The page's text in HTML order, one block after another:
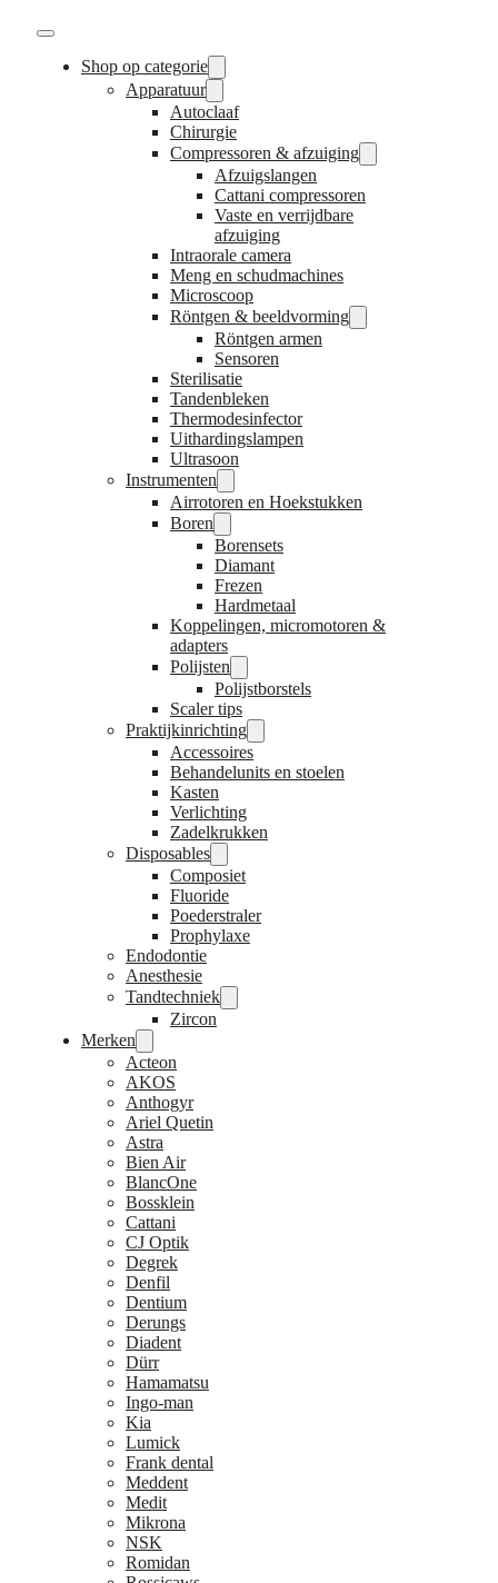
Shop op categorie
Apparatuur
Autoclaaf
Chirurgie
Compressoren & afzuiging
Afzuigslangen
Cattani compressoren
Vaste en verrijdbare
afzuiging
Intraorale camera
Meng en schudmachines
Microscoop
Röntgen & beeldvorming
Röntgen armen
Sensoren
Sterilisatie
Tandenbleken
Thermodesinfector
Uithardingslampen
Ultrasoon
Instrumenten
Airrotoren en Hoekstukken
Boren
Borensets
Diamant
Frezen
Hardmetaal
Koppelingen, micromotoren &
adapters
Polijsten
Polijstborstels
Scaler tips
Praktijkinrichting
Accessoires
Behandelunits en stoelen
Kasten
Verlichting
Zadelkrukken
Disposables
Composiet
Fluoride
Poederstraler
Prophylaxe
Endodontie
Anesthesie
Tandtechniek
Zircon
Merken
Acteon
AKOS
Anthogyr
Ariel Quetin
Astra
Bien Air
BlancOne
Bossklein
Cattani
CJ Optik
Degrek
Denfil
Dentium
Derungs
Diadent
Dürr
Hamamatsu
Ingo-man
Kia
Lumick
Frank dental
Meddent
Medit
Mikrona
NSK
Romidan